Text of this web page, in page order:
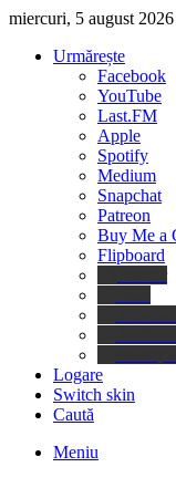
miercuri, 5 august 2026
Urmărește
Facebook
YouTube
Last.FM
Apple
Spotify
Medium
Snapchat
Patreon
Buy Me a
Flipboard
Logare
Switch skin
Caută
Meniu